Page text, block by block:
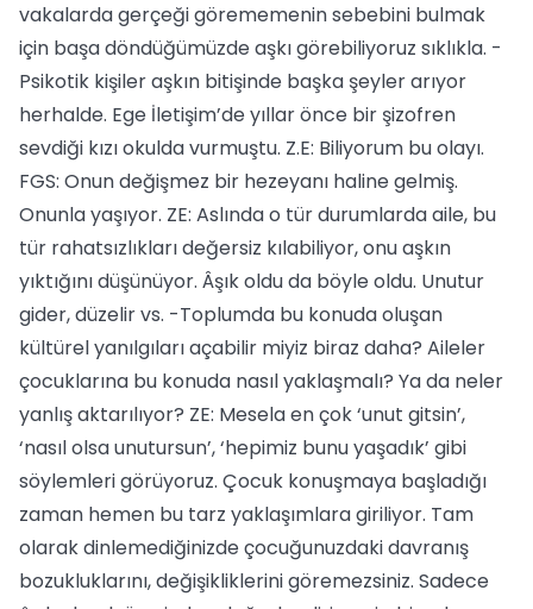
vakalarda gerçeği görememenin sebebini bulmak
için başa döndüğümüzde aşkı görebiliyoruz sıklıkla. -
Psikotik kişiler aşkın bitişinde başka şeyler arıyor
herhalde. Ege İletişim’de yıllar önce bir şizofren
sevdiği kızı okulda vurmuştu. Z.E: Biliyorum bu olayı.
FGS: Onun değişmez bir hezeyanı haline gelmiş.
Onunla yaşıyor. ZE: Aslında o tür durumlarda aile, bu
tür rahatsızlıkları değersiz kılabiliyor, onu aşkın
yıktığını düşünüyor. Âşık oldu da böyle oldu. Unutur
gider, düzelir vs. -Toplumda bu konuda oluşan
kültürel yanılgıları açabilir miyiz biraz daha? Aileler
çocuklarına bu konuda nasıl yaklaşmalı? Ya da neler
yanlış aktarılıyor? ZE: Mesela en çok ‘unut gitsin’,
‘nasıl olsa unutursun’, ‘hepimiz bunu yaşadık’ gibi
söylemleri görüyoruz. Çocuk konuşmaya başladığı
zaman hemen bu tarz yaklaşımlara giriliyor. Tam
olarak dinlemediğinizde çocuğunuzdaki davranış
bozukluklarını, değişikliklerini göremezsiniz. Sadece